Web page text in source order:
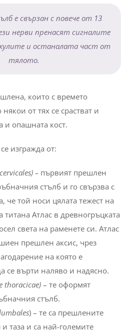
е свързан с повече от 13
нерви пренасят сигналите
и останалата част от
тялото.
които с времето
от тях се срастват и
и опашната кост.
изгражда от:
– първият прешлен
стълб и го свързва с
че той носи цялата тежест на
титана Атлас в древногръцката
света на раменете си. Атлас
прешлен аксис, чрез
на която е
се върти наляво и надясно.
thoracicae)– те оформят
стълб.
) – те са прешлените
таза и са най-големите